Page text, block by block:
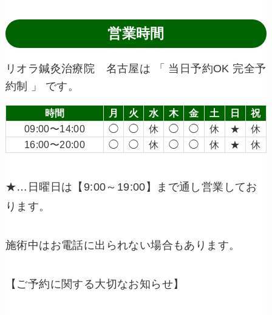
営業時間
リオラ鍼灸治療院 名古屋は 「 当日予約OK 完全予
約制 」 です。
時間 月 火 水 木 金 土 日
祝
09:00〜14:00
◯ ◯ 休 ◯ ◯ 休 ★
休
16:00〜20:00
◯ ◯ 休 ◯ ◯ 休 ★ 休
★…日曜日は【9:00～19:00】まで通し営業してお
ります。
施術中はお電話に出られない場合もあります。
【ご予約に関する大切なお知らせ】